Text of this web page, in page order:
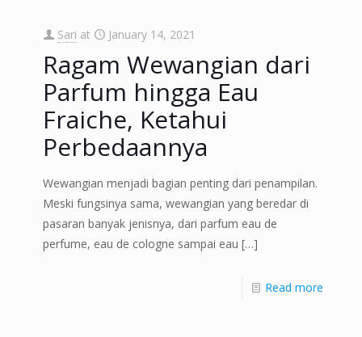
Sari at January 14, 2021
Ragam Wewangian dari
Parfum hingga Eau
Fraiche, Ketahui
Perbedaannya
Wewangian menjadi bagian penting dari penampilan.
Meski fungsinya sama, wewangian yang beredar di
pasaran banyak jenisnya, dari parfum eau de
perfume, eau de cologne sampai eau […]
Read more